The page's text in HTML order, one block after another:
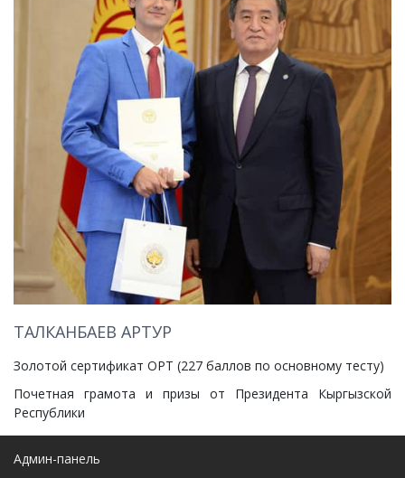
ТАЛКАНБАЕВ АРТУР
Золотой сертификат ОРТ (227 баллов по основному тесту)
Почетная грамота и призы от Президента Кыргызской
Республики
Админ-панель